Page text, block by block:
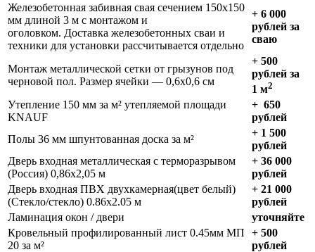
Железобетонная забивная свая сечением 150х150
мм длиной 3 м с монтажом и
оголовком. Доставка железобетонных сваи и
техники для установки рассчитывается отдельно
+ 6 000
рублей за
сваю
Монтаж металлической сетки от грызунов под
черновой пол. Размер ячейки — 0,6х0,6 см
+ 500
рублей за
1 м2
Утепление 150 мм за м² утепляемой площади
KNAUF
+ 650
рублей
Полы 36 мм шпунтованная доска за м²
+ 1 500
рублей
Дверь входная металлическая с терморазрывом
(Россия) 0,86х2,05 м
+ 36 000
рублей
Дверь входная ПВХ двухкамерная(цвет белый)
(Стекло/стекло) 0.86х2.05 м
+ 21 000
рублей
Ламинация окон / двери
уточняйте
Кровельный профилированный лист 0.45мм МП
20 за м²
+ 500
рублей